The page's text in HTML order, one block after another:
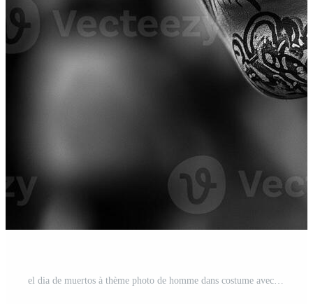
el dia de muertos à thème photo de homme dans costume avec rouge et Orange fleurs et squelette masque sur carnaval, journée de le mort Masculin la photographie Photo Pro